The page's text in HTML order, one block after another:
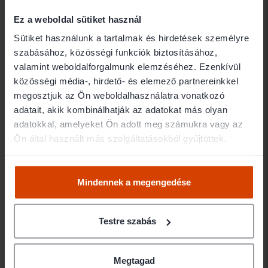
Ez a weboldal sütiket használ
Sütiket használunk a tartalmak és hirdetések személyre
szabásához, közösségi funkciók biztosításához,
valamint weboldalforgalmunk elemzéséhez. Ezenkívül
közösségi média-, hirdető- és elemező partnereinkkel
megosztjuk az Ön weboldalhasználatra vonatkozó
adatait, akik kombinálhatják az adatokat más olyan
adatokkal, amelyeket Ön adott meg számukra vagy az
Ön által használt más szolgáltatásokból gyűjtöttek.
Mindennek a megengedése
Testre szabás
Megtagad
Ahmadné dr Labanics Éva
Elérhetőségek
5000 Szolnok Szapáry utca 10
Ügyfélfogadás